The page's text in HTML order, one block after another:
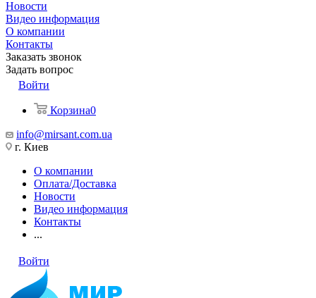
Новости
Видео информация
О компании
Контакты
Заказать звонок
Задать вопрос
Войти
Корзина0
info@mirsant.com.ua
г. Киев
О компании
Оплата/Доставка
Новости
Видео информация
Контакты
...
Войти